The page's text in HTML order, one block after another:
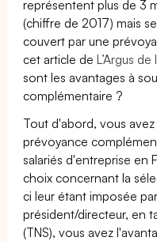
représentent plus de 3
(chiffre de 2017) mais
couvert par une
cet article deL’Argus de
sont les avantages à
complémentaire ?
Tout d'abord, vous
prévoyance
salariés d'entreprise en
choix concernant la
ci leur étant imposée
président/directeur, en
(TNS), vous avez